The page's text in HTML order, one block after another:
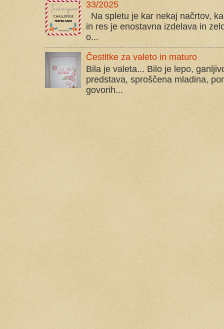
33/2025
Na spletu je kar nekaj načrtov,
in res je enostavna izdelava in
o...
Čestitke za valeto in maturo
Bila je valeta... Bilo je lepo,
predstava, sproščena mladina,
govorih...